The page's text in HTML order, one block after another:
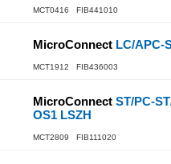
MCT0416 FIB441010
MicroConnect LC/APC-
MCT1912 FIB436003
MicroConnect ST/PC-
OS1 LSZH
MCT2809 FIB111020